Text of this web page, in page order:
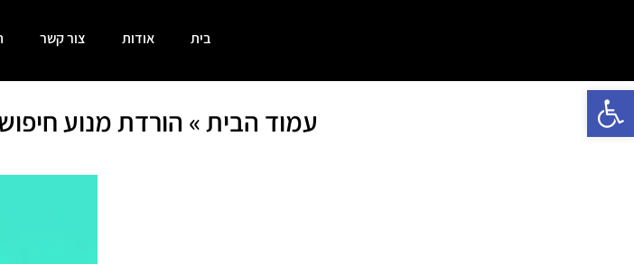
בית אודות צור קשר
עמוד הבית» הורדת מנוע
פתח סרגל נגישות